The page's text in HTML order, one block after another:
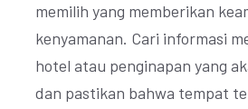
memilih yang memberikan
kenyamanan. Cari informasi
hotel atau penginapan yang
dan pastikan bahwa tempat